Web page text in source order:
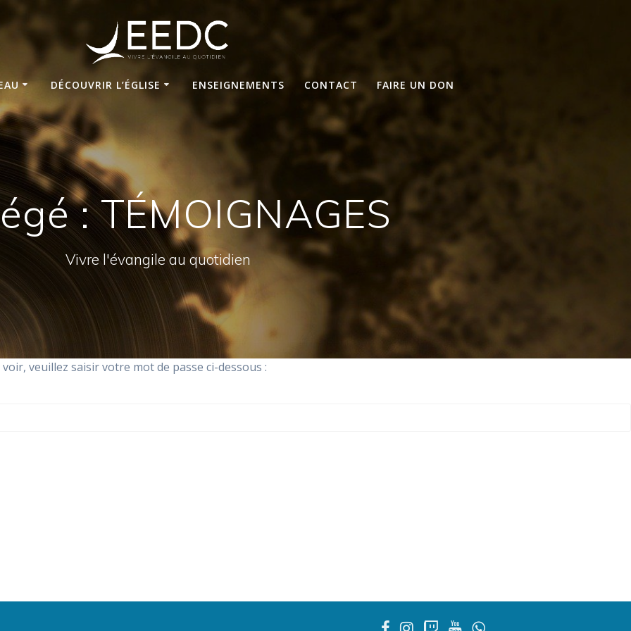
DÉCOUVRIR L’ÉGLISE ENSEIGNEMENTS CONTACT FAIRE UN DON
: TÉMOIGNAGES
Vivre l'évangile au quotidien
veuillez saisir votre mot de passe ci-dessous :